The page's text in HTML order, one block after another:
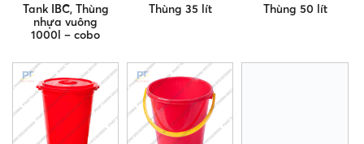
Tank IBC, Thùng
nhựa vuông
1000l – cobo
Thùng 35 lít Thùng 50 lít